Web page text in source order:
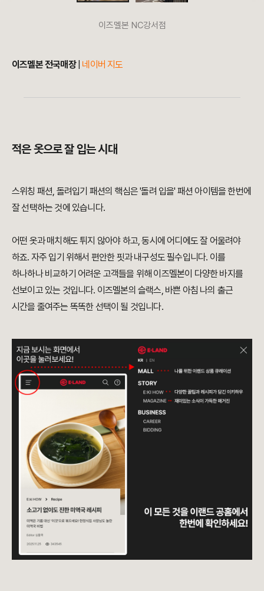
이즈멜본 NC강서점
이즈멜본 전국매장 네이버 지도
적은 옷으로 잘 입는 시대
스위칭 패션, 돌려입기 패션의 핵심은 '돌려 입을' 패션 아이템을 한번에
잘 선택하는 것에 있습니다.
어떤 옷과 매치해도 튀지 않아야 하고, 동시에 어디에도 잘 어울려야
하죠. 자주 입기 위해서 편안한 핏과 내구성도 필수입니다. 이를
하나하나 비교하기 어려운 고객들을 위해 이즈멜본이 다양한 바지를
선보이고 있는 것입니다. 이즈멜본의 슬랙스, 바쁜 아침 나의 출근
시간을 줄여주는 똑똑한 선택이 될 것입니다.